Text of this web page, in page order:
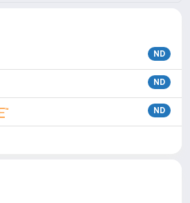
ND
ND
ND